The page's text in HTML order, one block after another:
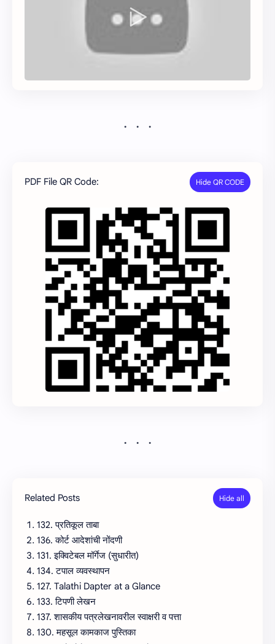
PDF File QR Code:
Related Posts
132. प्रतिकूल ताबा
136. कोर्ट आदेशांची नोंदणी
131. इक्विटेबल मॉर्गेज (सुधारीत)
134. टपाल व्यवस्थापन
127. Talathi Dapter at a Glance
133. टिपणी लेखन
137. शासकीय पत्रलेखनावरील स्वाक्षरी व पत्ता
130. महसूल कामकाज पुस्तिका